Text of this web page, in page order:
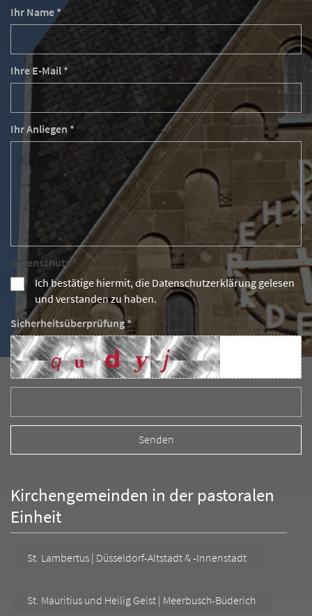
Ihr Name *
Ihre E-Mail *
Ihr Anliegen *
Datenschutz *
Ich bestätige hiermit, die Datenschutzerklärung gelesen
und verstanden zu haben.
Sicherheitsüberprüfung *
Kirchengemeinden in der pastoralen
Einheit
St. Lambertus | Düsseldorf-Altstadt & -Innenstadt
St. Mauritius und Heilig Geist | Meerbusch-Büderich